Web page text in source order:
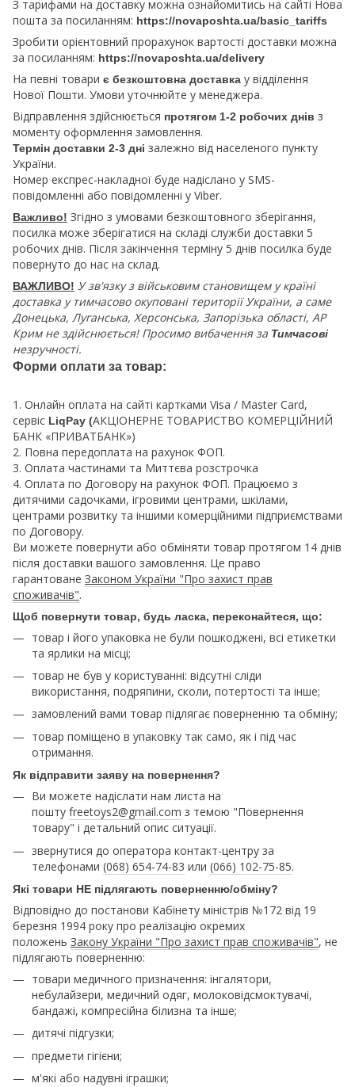
З тарифами на доставку можна ознайомитись на сайті Нова
пошта за посиланням: https://novaposhta.ua/basic_tariffs
Зробити орієнтовний прорахунок вартості доставки можна
за посиланням: https://novaposhta.ua/delivery
На певні товари є безкоштовна доставка у відділення
Нової Пошти. Умови уточнюйте у менеджера.
Відправлення здійснюється протягом 1-2 робочих днів з
моменту оформлення замовлення.
Термін доставки 2-3 дні залежно від населеного пункту
України.
Номер експрес-накладної буде надіслано у SMS-
повідомленні або повідомленні у Viber.
Важливо! Згідно з умовами безкоштовного зберігання,
посилка може зберігатися на складі служби доставки 5
робочих днів. Після закінчення терміну 5 днів посилка буде
повернуто до нас на склад.
ВАЖЛИВО! У зв'язку з військовим становищем у країні
доставка у тимчасово окуповані території України, а саме
Донецька, Луганська, Херсонська, Запорізька області, АР
Крим не здійснюється! Просимо вибачення за Тимчасові
незручності.
Форми оплати за товар:
1. Онлайн оплата на сайті картками Visa / Master Card,
сервіс LiqPay (АКЦІОНЕРНЕ ТОВАРИСТВО КОМЕРЦІЙНИЙ
БАНК «ПРИВАТБАНК»)
2. Повна передоплата на рахунок ФОП.
3. Оплата частинами та Миттєва розстрочка
4. Оплата по Договору на рахунок ФОП. Працюємо з
дитячими садочками, ігровими центрами, шкілами,
центрами розвитку та іншими комерційними підприємствами
по Договору.
Ви можете повернути або обміняти товар протягом 14 днів
після доставки вашого замовлення. Це право
гарантоване Законом України "Про захист прав
споживачів".
Щоб повернути товар, будь ласка, переконайтеся, що:
товар і його упаковка не були пошкоджені, всі етикетки
та ярлики на місці;
товар не був у користуванні: відсутні сліди
використання, подряпини, сколи, потертості та інше;
замовлений вами товар підлягає поверненню та обміну;
товар поміщено в упаковку так само, як і під час
отримання.
Як відправити заяву на повернення?
Ви можете надіслати нам листа на
пошту freetoys2@gmail.com з темою "Повернення
товару" і детальний опис ситуації.
звернутися до оператора контакт-центру за
телефонами (068) 654-74-83 или (066) 102-75-85.
Які товари НЕ підлягають поверненню/обміну?
Відповідно до постанови Кабінету міністрів №172 від 19
березня 1994 року про реалізацію окремих
положень Закону України "Про захист прав споживачів", не
підлягають поверненню:
товари медичного призначення: інгалятори,
небулайзери, медичний одяг, молоковідсмоктувачі,
бандажі, компресійна білизна та інше;
дитячі підгузки;
предмети гігієни;
м'які або надувні іграшки;